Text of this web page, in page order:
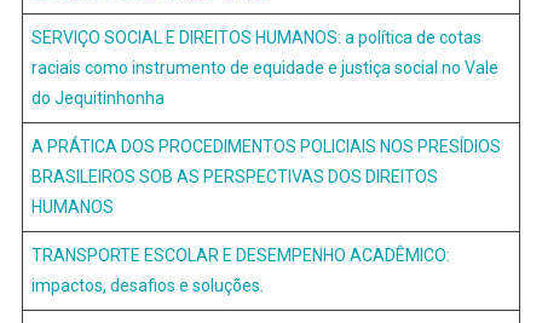
SERVIÇO SOCIAL E DIREITOS HUMANOS: a política de cotas
raciais como instrumento de equidade e justiça social no Vale
do Jequitinhonha
A PRÁTICA DOS PROCEDIMENTOS POLICIAIS NOS PRESÍDIOS
BRASILEIROS SOB AS PERSPECTIVAS DOS DIREITOS
HUMANOS
TRANSPORTE ESCOLAR E DESEMPENHO ACADÊMICO:
impactos, desafios e soluções.